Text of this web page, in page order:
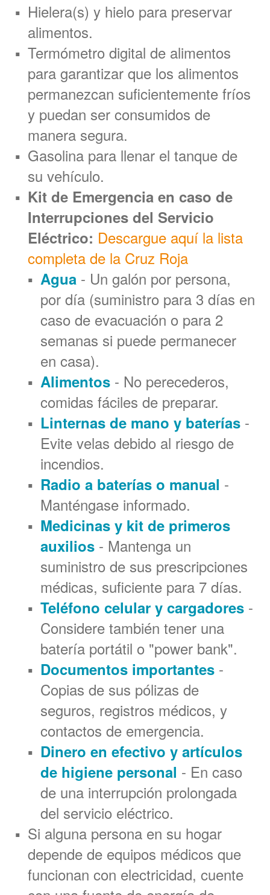
Hielera(s) y hielo para preservar
alimentos.
Termómetro digital de alimentos
para garantizar que los alimentos
permanezcan suficientemente fríos
y puedan ser consumidos de
manera segura.
Gasolina para llenar el tanque de
su vehículo.
Kit de Emergencia en caso de
Interrupciones del Servicio
Eléctrico: Descargue aquí la lista
completa de la Cruz Roja
Agua - Un galón por persona,
por día (suministro para 3 días en
caso de evacuación o para 2
semanas si puede permanecer
en casa).
Alimentos - No perecederos,
comidas fáciles de preparar.
Linternas de mano y baterías -
Evite velas debido al riesgo de
incendios.
Radio a baterías o manual -
Manténgase informado.
Medicinas y kit de primeros
auxilios - Mantenga un
suministro de sus prescripciones
médicas, suficiente para 7 días.
Teléfono celular y cargadores -
Considere también tener una
batería portátil o "power bank".
Documentos importantes -
Copias de sus pólizas de
seguros, registros médicos, y
contactos de emergencia.
Dinero en efectivo y artículos
de higiene personal - En caso
de una interrupción prolongada
del servicio eléctrico.
Si alguna persona en su hogar
depende de equipos médicos que
funcionan con electricidad, cuente